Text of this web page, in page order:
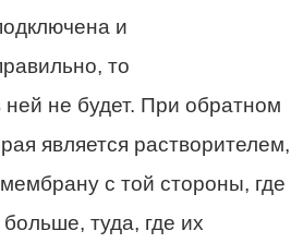
и
то
ней не будет. При обратном
является растворителем,
с той стороны, где
туда, где их